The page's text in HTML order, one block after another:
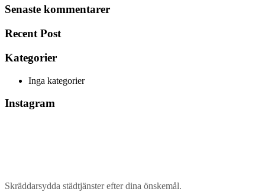
Senaste kommentarer
Recent Post
Kategorier
Inga kategorier
Instagram
Skräddarsydda städtjänster efter dina önskemål.